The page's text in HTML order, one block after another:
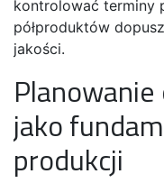
kontrolować terminy
półproduktów
jakości.
jako
produkcji